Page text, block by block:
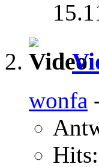
wonfa